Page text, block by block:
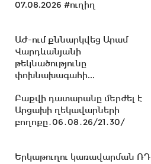
հղել Ռուբեն Ռուբինյանին...
13:02 -ՀԷՑ-ը դառնալու է
հանձնվելու է
հավատարմագրային...
2031 թթ.-ին պետությանը
07.08.2026 #ուղիղ
ԱԺ-ում քննարկվեց Արամ
Վարդևանյանի
թեկնածությունը
փոխնախագահի...
Բաքվի դատարանը մերժել է
Արցախի ղեկավարների
բողոքը․06․08․26/21․30/
Երկաթուղու կառավարման ՌԴ